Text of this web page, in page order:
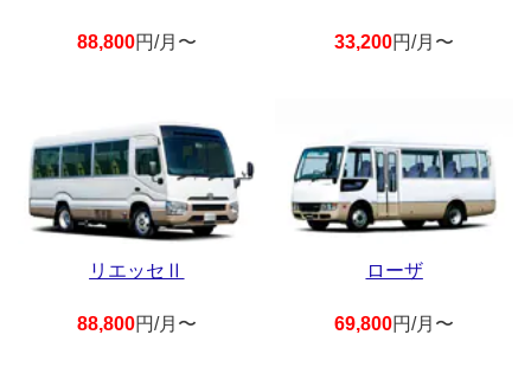
88,800円/月〜 33,200円/月〜
リエッセⅡ
88,800円/月〜
ローザ
69,800円/月〜